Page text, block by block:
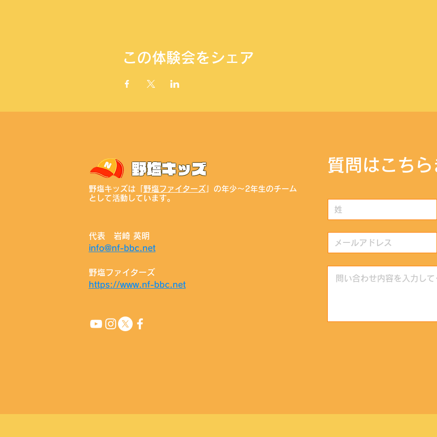
この体験会をシェア
野塩キッズは「 野塩ファイターズ
」の年少〜2年生のチーム
として活動しています。
代表 岩崎 英明
info@nf-bbc.net
野塩ファイターズ
https://www.nf-bbc.net
質問はこちら